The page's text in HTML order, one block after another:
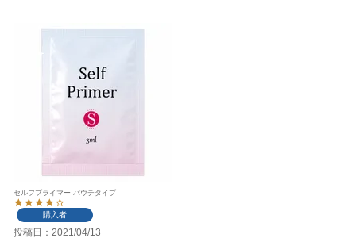
セルフプライマー パウチタイプ
購入者
投稿日 2021/04/13